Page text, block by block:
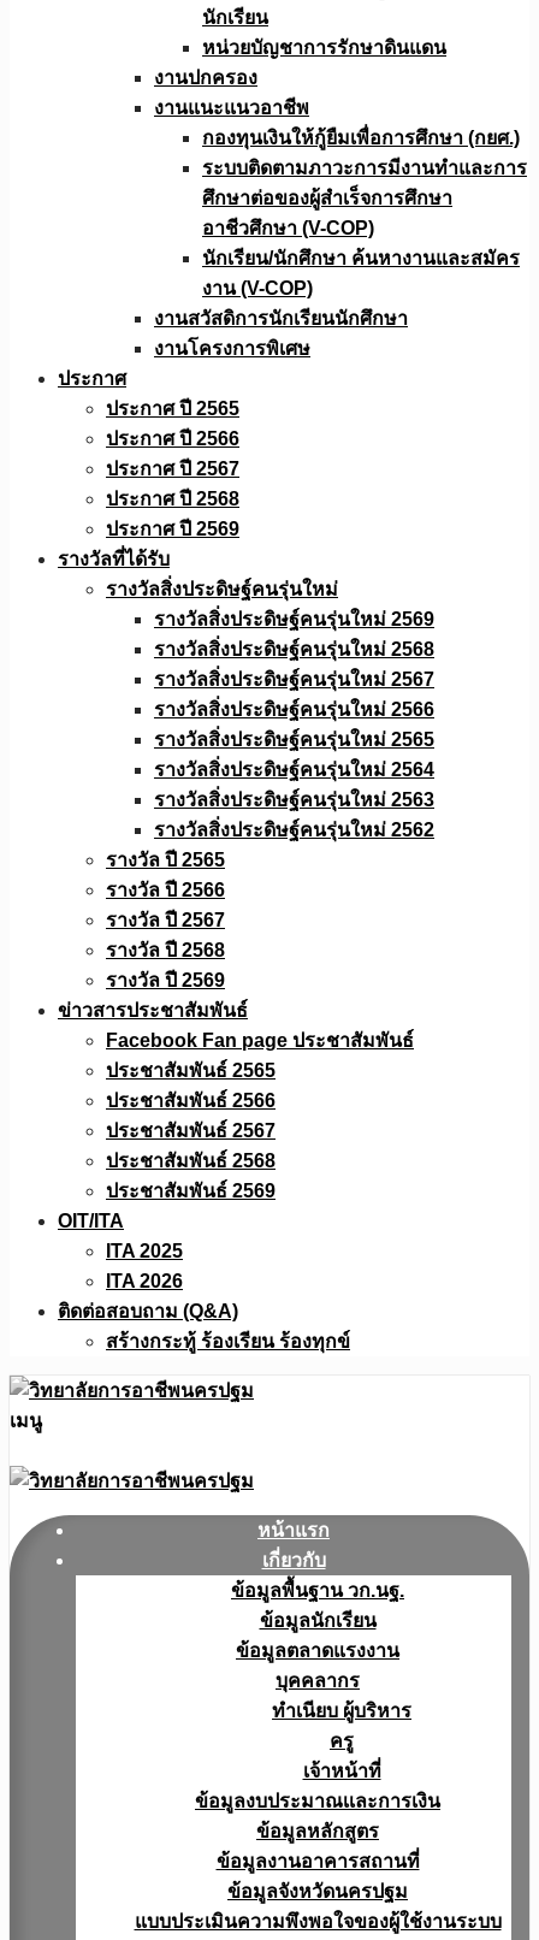
นักเรียน
หน่วยบัญชาการรักษาดินแดน
งานปกครอง
งานแนะแนวอาชีพ
กองทุนเงินให้กู้ยืมเพื่อการศึกษา (กยศ.)
ระบบติดตามภาวะการมีงานทำและการ
ศึกษาต่อของผู้สำเร็จการศึกษา
อาชีวศึกษา (V-COP)
นักเรียน/นักศึกษา ค้นหางานและสมัคร
งาน (V-COP)
งานสวัสดิการนักเรียนนักศึกษา
งานโครงการพิเศษ
ประกาศ
ประกาศ ปี 2565
ประกาศ ปี 2566
ประกาศ ปี 2567
ประกาศ ปี 2568
ประกาศ ปี 2569
รางวัลที่ได้รับ
รางวัลสิ่งประดิษฐ์คนรุ่นใหม่
รางวัลสิ่งประดิษฐ์คนรุ่นใหม่ 2569
รางวัลสิ่งประดิษฐ์คนรุ่นใหม่ 2568
รางวัลสิ่งประดิษฐ์คนรุ่นใหม่ 2567
รางวัลสิ่งประดิษฐ์คนรุ่นใหม่ 2566
รางวัลสิ่งประดิษฐ์คนรุ่นใหม่ 2565
รางวัลสิ่งประดิษฐ์คนรุ่นใหม่ 2564
รางวัลสิ่งประดิษฐ์คนรุ่นใหม่ 2563
รางวัลสิ่งประดิษฐ์คนรุ่นใหม่ 2562
รางวัล ปี 2565
รางวัล ปี 2566
รางวัล ปี 2567
รางวัล ปี 2568
รางวัล ปี 2569
ข่าวสารประชาสัมพันธ์
Facebook Fan page ประชาสัมพันธ์
ประชาสัมพันธ์ 2565
ประชาสัมพันธ์ 2566
ประชาสัมพันธ์ 2567
ประชาสัมพันธ์ 2568
ประชาสัมพันธ์ 2569
OIT/ITA
ITA 2025
ITA 2026
ติดต่อสอบถาม (Q&A)
สร้างกระทู้ ร้องเรียน ร้องทุกข์
เมนู
หน้าแรก
เกี่ยวกับ
ข้อมูลพื้นฐาน วก.นฐ.
ข้อมูลนักเรียน
ข้อมูลตลาดแรงงาน
บุคคลากร
ทำเนียบ ผู้บริหาร
ครู
เจ้าหน้าที่
ข้อมูลงบประมาณเเละการเงิน
ข้อมูลหลักสูตร
ข้อมูลงานอาคารสถานที่
ข้อมูลจังหวัดนครปฐม
แบบประเมินความพึงพอใจของผู้ใช้งานระบบ